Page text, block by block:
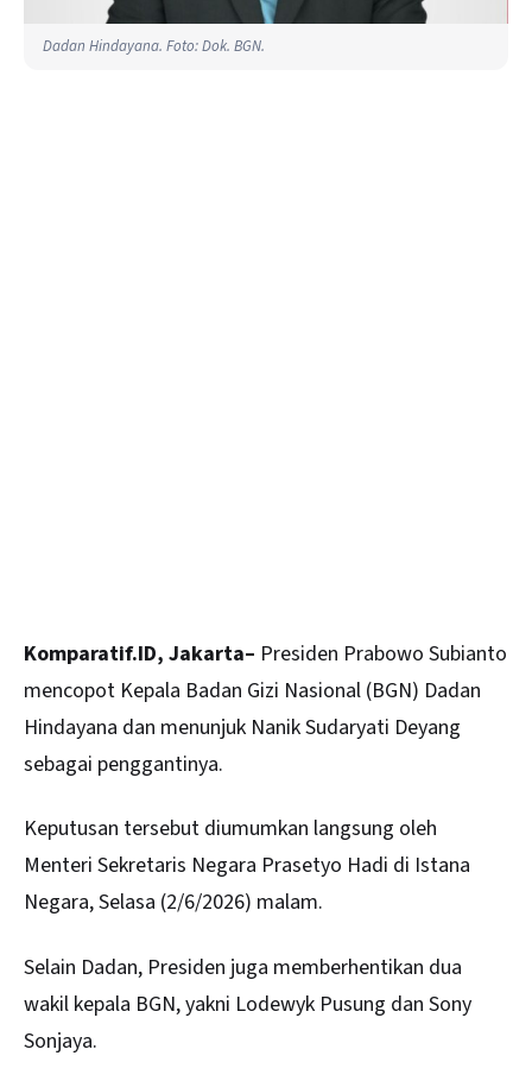
Dadan Hindayana. Foto: Dok. BGN.
Komparatif.ID, Jakarta– Presiden Prabowo Subianto
mencopot Kepala Badan Gizi Nasional (BGN) Dadan
Hindayana dan menunjuk Nanik Sudaryati Deyang
sebagai penggantinya.
Keputusan tersebut diumumkan langsung oleh
Menteri Sekretaris Negara Prasetyo Hadi di Istana
Negara, Selasa (2/6/2026) malam.
Selain Dadan, Presiden juga memberhentikan dua
wakil kepala BGN, yakni Lodewyk Pusung dan Sony
Sonjaya.